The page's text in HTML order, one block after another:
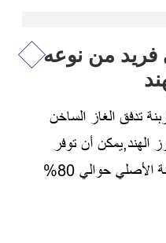
فريد من نوعه
تدفق الغاز الساخن
الهند,يمكن أن توفر
الكثير من الطاقة,من معدل الكربنة الأصلي حوالي 80%